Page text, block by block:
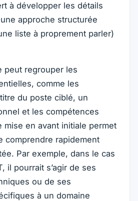
à développer les détails
approche structurée
liste à proprement parler)
peut regrouper les
comme les
du poste ciblé, un
et les compétences
mise en avant initiale permet
comprendre rapidement
Par exemple, dans le cas
il pourrait s’agir de ses
ou de ses
à un domaine